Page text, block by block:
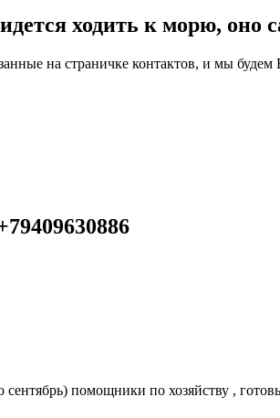
ходить к морю, оно
на страничке контактов, и мы будем
помощники по хозяйству ,